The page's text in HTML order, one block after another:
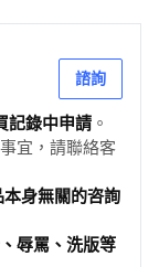
諮詢
記錄中申請 。
宜，請聯絡客
身無關的咨詢
辱罵、洗版等